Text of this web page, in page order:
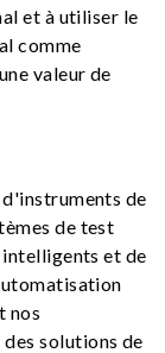
et à utiliser le
comme
valeur de
de
de test
et de
nos
solutions de